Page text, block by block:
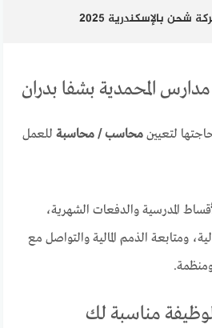
بالإسكندرية 2025
المحمدية بشفا بدران
لتعيينمحاسب / محاسبة للعمل
المدرسية والدفعات الشهرية،
ومتابعة الذمم المالية والتواصل مع
ومنظمة.
مناسبة لك